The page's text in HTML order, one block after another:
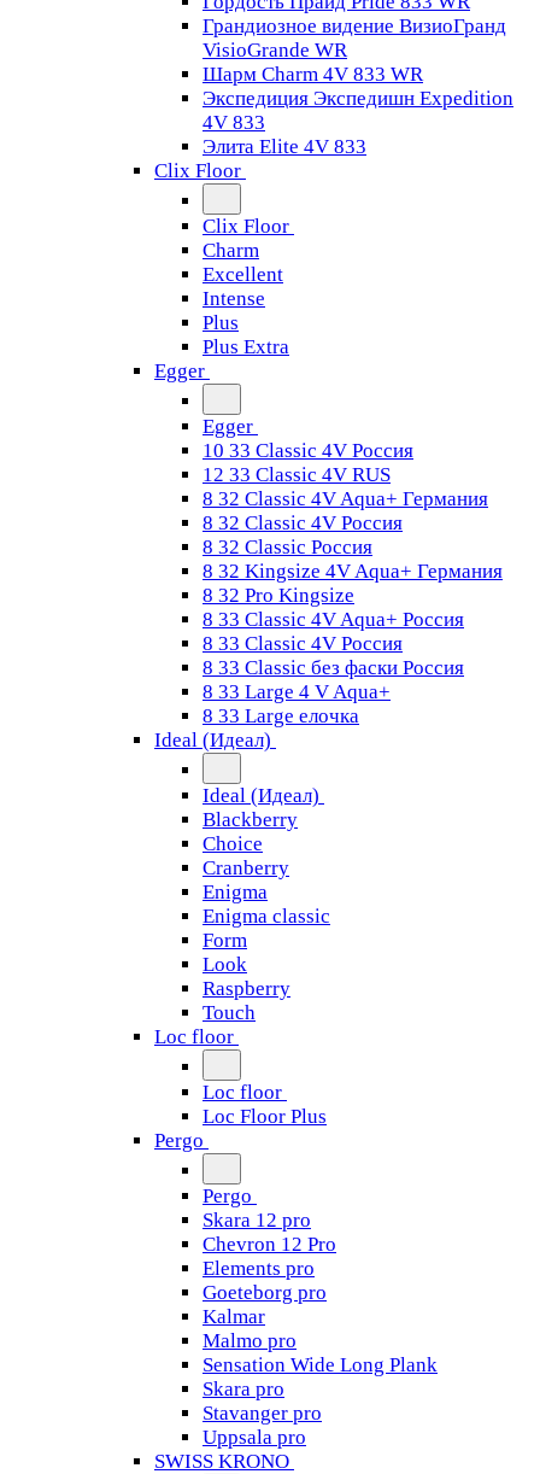
Грандиозное видение ВизиоГранд
VisioGrande WR
Шарм Charm 4V 833 WR
Экспедиция Экспедишн Expedition
4V 833
Элита Elite 4V 833
Clix Floor
Clix Floor
Charm
Excellent
Intense
Plus
Plus Extra
Egger
Egger
10 33 Classic 4V Россия
12 33 Classic 4V RUS
8 32 Classic 4V Aqua+ Германия
8 32 Classic 4V Россия
8 32 Classic Россия
8 32 Kingsize 4V Aqua+ Германия
8 32 Pro Kingsize
8 33 Classic 4V Aqua+ Россия
8 33 Classic 4V Россия
8 33 Classic без фаски Россия
8 33 Large 4 V Aqua+
8 33 Large елочка
Ideal (Идеал)
Ideal (Идеал)
Blackberry
Choice
Cranberry
Enigma
Enigma classic
Form
Look
Raspberry
Touch
Loc floor
Loc floor
Loc Floor Plus
Pergo
Pergo
Skara 12 pro
Chevron 12 Pro
Elements pro
Goeteborg pro
Kalmar
Malmo pro
Sensation Wide Long Plank
Skara pro
Stavanger pro
Uppsala pro
SWISS KRONO